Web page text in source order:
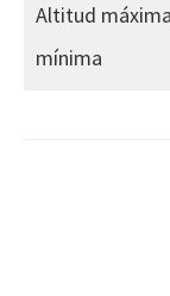
Altitud
mínima